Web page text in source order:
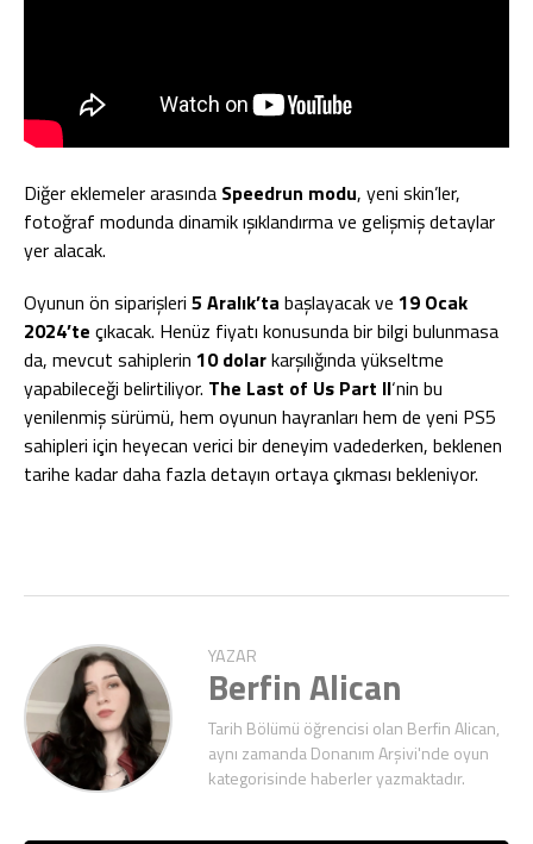
Diğer eklemeler arasında Speedrun modu, yeni skin’ler,
fotoğraf modunda dinamik ışıklandırma ve gelişmiş detaylar
yer alacak.
Oyunun ön siparişleri 5 Aralık’ta başlayacak ve 19 Ocak
2024’te çıkacak. Henüz fiyatı konusunda bir bilgi bulunmasa
da, mevcut sahiplerin 10 dolarkarşılığında yükseltme
yapabileceği belirtiliyor. The Last of Us Part II‘nin bu
yenilenmiş sürümü, hem oyunun hayranları hem de yeni PS5
sahipleri için heyecan verici bir deneyim vadederken, beklenen
tarihe kadar daha fazla detayın ortaya çıkması bekleniyor.
YAZAR
Berfin Alican
Tarih Bölümü öğrencisi olan Berfin Alican,
aynı zamanda Donanım Arşivi'nde oyun
kategorisinde haberler yazmaktadır.